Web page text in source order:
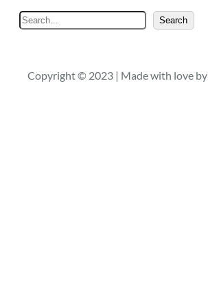
e
c
Search
Copyright © 2023 | Made with love by